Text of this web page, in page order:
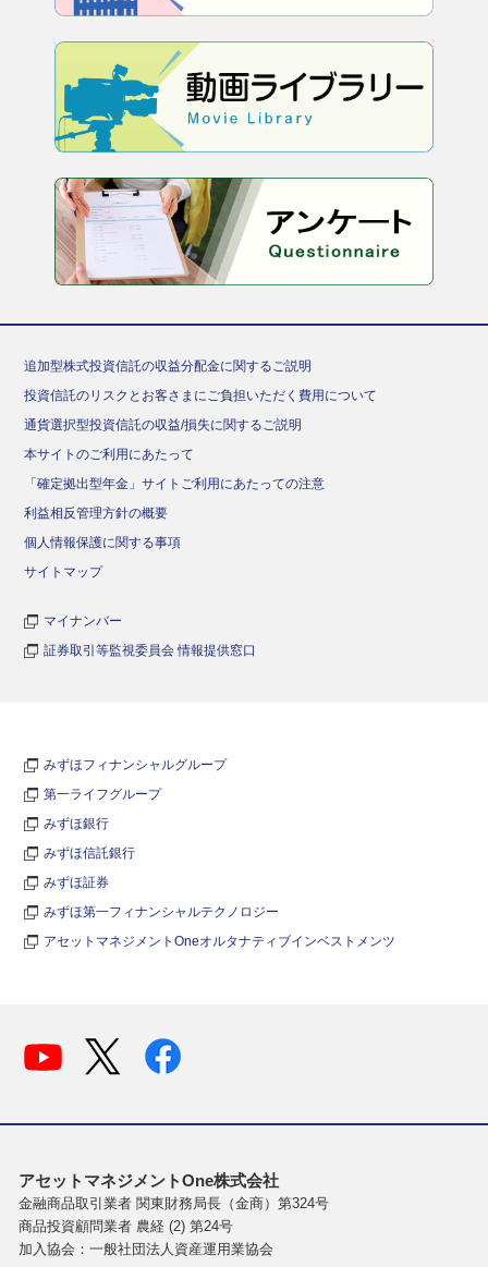
追加型株式投資信託の収益分配金に関するご説明
投資信託のリスクとお客さまにご負担いただく費用について
通貨選択型投資信託の収益/損失に関するご説明
本サイトのご利用にあたって
「確定拠出型年金」サイトご利用にあたっての注意
利益相反管理方針の概要
個人情報保護に関する事項
サイトマップ
マイナンバー
証券取引等監視委員会 情報提供窓口
みずほフィナンシャルグループ
第一ライフグループ
みずほ銀行
みずほ信託銀行
みずほ証券
みずほ第一フィナンシャルテクノロジー
アセットマネジメントOneオルタナティブインベストメンツ
アセットマネジメントOne株式会社
金融商品取引業者 関東財務局長（金商）第324号
商品投資顧問業者 農経 (2) 第24号
加入協会：一般社団法人資産運用業協会